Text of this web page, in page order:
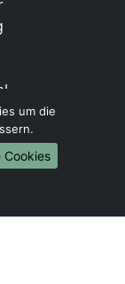
um die
Cookies